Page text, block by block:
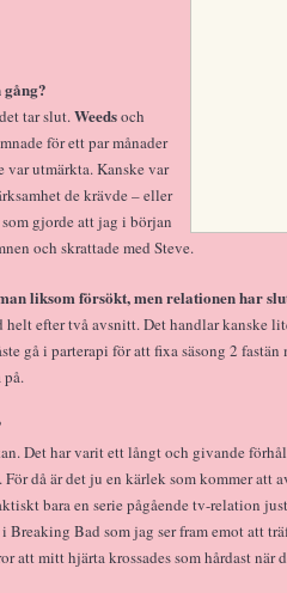
tar slut.Weedsoch
för ett par månader
var utmärkta. Kanske var
de krävde – eller
gjorde att jag i början
och skrattade med Steve.
liksom försökt, men relationen har
helt efter två avsnitt. Det handlar kanske
gå i parterapi för att fixa säsong 2
Det har varit ett långt och givande
då är det ju en kärlek som kommer att
bara en serie pågående tv-relation
Breaking Bad som jag ser fram emot att
att mitt hjärta krossades som hårdast när